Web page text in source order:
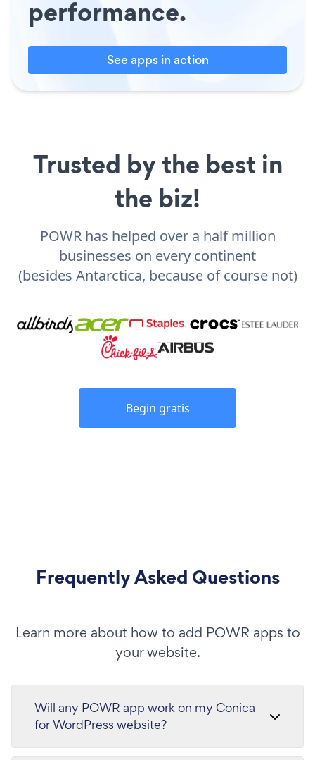
performance.
See apps in action
Trusted by the best in
the biz!
POWR has helped over a half million
businesses on every continent
(besides Antarctica, because of course not)
Begin gratis
Frequently Asked Questions
Learn more about how to add POWR apps to
your website.
Will any POWR app work on my Conica
for WordPress website?